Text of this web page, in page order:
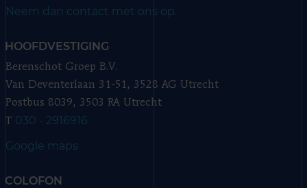
Neem dan contact met ons op.
HOOFDVESTIGING
Berenschot Groep B.V.
Van Deventerlaan 31-51, 3528 AG Utrecht
Postbus 8039, 3503 RA Utrecht
T 030 - 2916916
Google maps
COLOFON